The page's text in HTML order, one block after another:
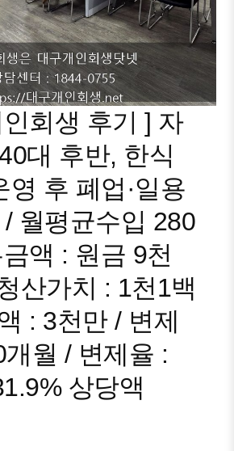
회생 후기 ] 자
대 후반, 한식
영 후 폐업·일용
월평균수입 280
액 : 원금 9천
산가치 : 1천1백
: 3천만 / 변제
월 / 변제율 :
상당액